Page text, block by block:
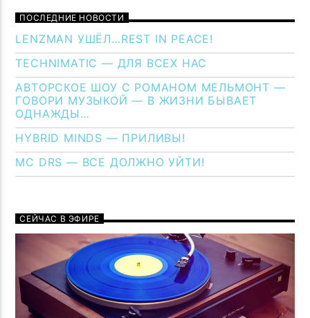
ПОСЛЕДНИЕ НОВОСТИ
LENZMAN УШЁЛ…REST IN PEACE!
TECHNIMATIC — ДЛЯ ВСЕХ НАС
АВТОРСКОЕ ШОУ С РОМАНОМ МЕЛЬМОНТ —
ГОВОРИ МУЗЫКОЙ — В ЖИЗНИ БЫВАЕТ
ОДНАЖДЫ…
HYBRID MINDS — ПРИЛИВЫ!
MC DRS — ВСЕ ДОЛЖНО УЙТИ!
СЕЙЧАС В ЭФИРЕ